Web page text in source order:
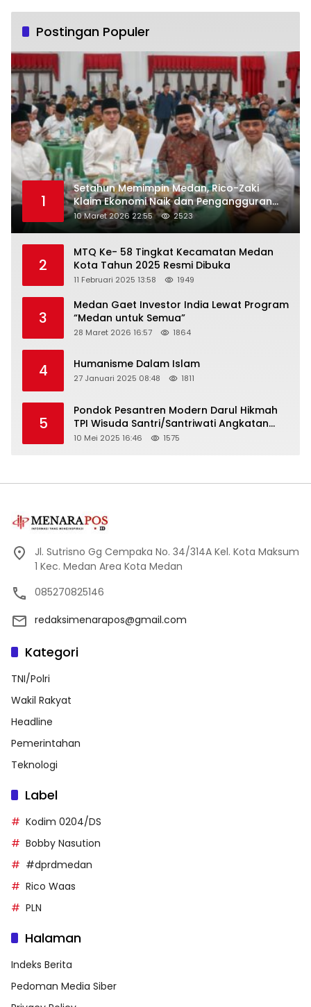
Postingan Populer
1
Setahun Memimpin Medan, Rico-Zaki
Klaim Ekonomi Naik dan Pengangguran
Turun
10 Maret 2026 22:55 2523
2
MTQ Ke- 58 Tingkat Kecamatan Medan
Kota Tahun 2025 Resmi Dibuka
11 Februari 2025 13:58 1949
3
Medan Gaet Investor India Lewat Program
“Medan untuk Semua”
28 Maret 2026 16:57 1864
4 Humanisme Dalam Islam
27 Januari 2025 08:48 1811
5
Pondok Pesantren Modern Darul Hikmah
TPI Wisuda Santri/Santriwati Angkatan
XXXIII
10 Mei 2025 16:46 1575
Jl. Sutrisno Gg Cempaka No. 34/314A Kel. Kota Maksum
1 Kec. Medan Area Kota Medan
085270825146
redaksimenarapos@gmail.com
Kategori
TNI/Polri
Wakil Rakyat
Headline
Pemerintahan
Teknologi
Label
Kodim 0204/DS
Bobby Nasution
#dprdmedan
Rico Waas
PLN
Halaman
Indeks Berita
Pedoman Media Siber